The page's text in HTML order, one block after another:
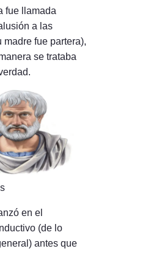
fue llamada
a las
madre fue partera),
se trataba
en el
(de lo
antes que